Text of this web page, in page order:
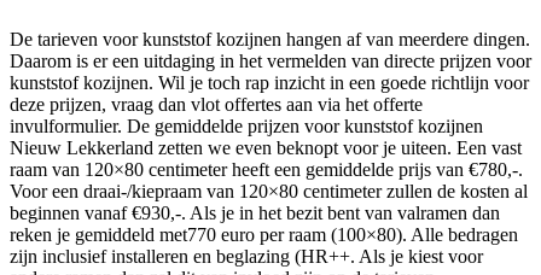
De tarieven voor kunststof kozijnen hangen af van meerdere dingen.
Daarom is er een uitdaging in het vermelden van directe prijzen voor
kunststof kozijnen. Wil je toch rap inzicht in een goede richtlijn voor
deze prijzen, vraag dan vlot offertes aan via het offerte
invulformulier. De gemiddelde prijzen voor kunststof kozijnen
Nieuw Lekkerland zetten we even beknopt voor je uiteen. Een vast
raam van 120×80 centimeter heeft een gemiddelde prijs van €780,-.
Voor een draai-/kiepraam van 120×80 centimeter zullen de kosten al
beginnen vanaf €930,-. Als je in het bezit bent van valramen dan
reken je gemiddeld met770 euro per raam (100×80). Alle bedragen
zijn inclusief installeren en beglazing (HR++. Als je kiest voor